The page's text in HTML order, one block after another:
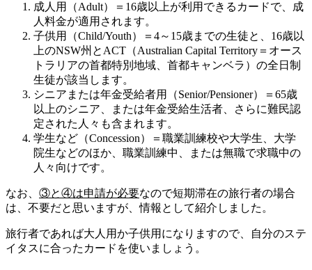
成人用（Adult）
＝16歳以上が利用できるカードで、成
人料金が適用されます。
子供用（Child/Youth）
＝4～15歳までの生徒と、16歳以
上のNSW州とACT（Australian Capital Territory＝オース
トラリアの首都特別地域、首都キャンベラ）の全日制
生徒が該当します。
シニアまたは年金受給者用（Senior/Pensioner）
＝65歳
以上のシニア、または年金受給生活者、さらに難民認
定された人々も含まれます。
学生など（Concession）
＝職業訓練校や大学生、大学
院生などのほか、職業訓練中、または無職で求職中の
人々向けです。
なお、 ③と④は申請が必要なので短期滞在の旅行者の場合
は、不要だと思いますが、情報として紹介しました。
旅行者であれば大人用か子供用 になりますので、自分のステ
イタスに合ったカードを使いましょう。